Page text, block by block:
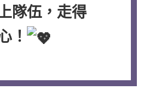
隊伍，走得
！